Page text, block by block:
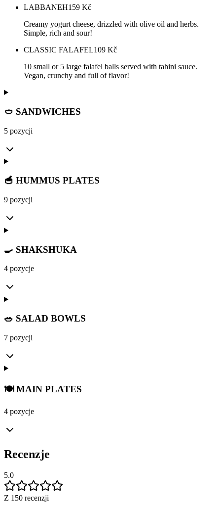
LABBANEH159 Kč
Creamy yogurt cheese, drizzled with olive oil and herbs.
Simple, rich and sour!
CLASSIC FALAFEL109 Kč
10 small or 5 large falafel balls served with tahini sauce.
Vegan, crunchy and full of flavor!
🥙 SANDWICHES
5 pozycji
🥣 HUMMUS PLATES
9 pozycji
🍳 SHAKSHUKA
4 pozycje
🥗 SALAD BOWLS
7 pozycji
🍽️ MAIN PLATES
4 pozycje
Recenzje
5.0
Z 150 recenzji